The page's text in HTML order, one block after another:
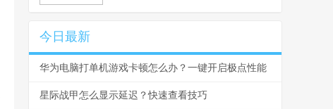
今日最新
华为电脑打单机游戏卡顿怎么办？一键开启极点性能
星际战甲怎么显示延迟？快速查看技巧